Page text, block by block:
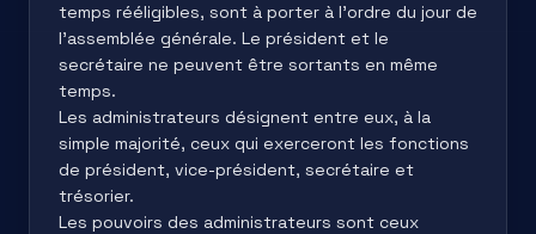
temps rééligibles, sont à porter à l’ordre du jour de
l’assemblée générale. Le président et le
secrétaire ne peuvent être sortants en même
temps.
Les administrateurs désignent entre eux, à la
simple majorité, ceux qui exerceront les fonctions
de président, vice-président, secrétaire et
trésorier.
Les pouvoirs des administrateurs sont ceux